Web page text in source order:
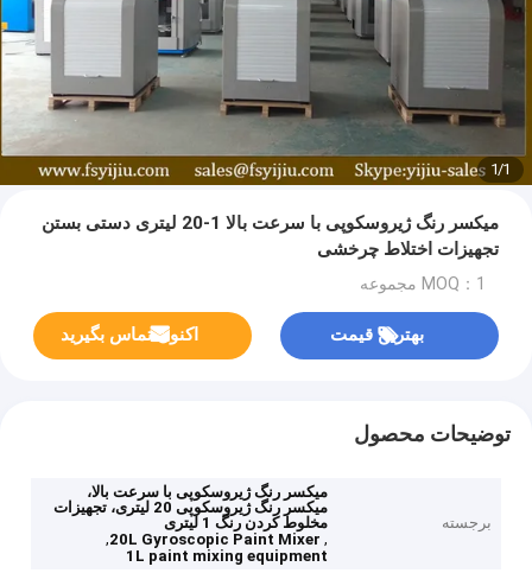
1
/
1
میکسر رنگ ژیروسکوپی با سرعت بالا 1-20 لیتری دستی بستن
تجهیزات اختلاط چرخشی
MOQ：1 مجموعه
بهترین قیمت اکنون تماس بگیرید
توضیحات محصول
برجسته
میکسر رنگ ژیروسکوپی با سرعت بالا،
میکسر رنگ ژیروسکوپی 20 لیتری، تجهیزات
مخلوط کردن رنگ 1 لیتری
,
20L Gyroscopic Paint Mixer
,
1L paint mixing equipment